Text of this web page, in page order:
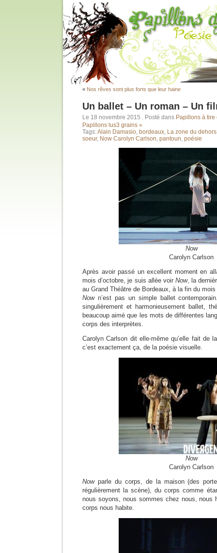
« Nos rêves sont plus forts que leur haine
Un ballet – Un roman – Un
Le 18 novembre 2015 . Posté dans Papillons à tire
Papillons lus3 grains »
Tags:Alain Damasio, bordeaux, La zone du dehors
soeur, Now Carolyn Carlson, pantoun, poésie
Now
Carolyn Carlson
Après avoir passé un excellent moment en
mois d’octobre, je suis allée voir Now, la
au Grand Théâtre de Bordeaux, à la fin du mois
Nown’est pas un simple ballet
singulièrement et harmonieusement ballet,
beaucoup aimé que les mots de différentes
corps des interprètes.
Carolyn Carlson dit elle-même qu’elle fait de
c’est exactement ça, de la poésie visuelle.
Now
Carolyn Carlson
Nowparle du corps, de la maison (des
régulièrement la scène), du corps comme
nous soyons, nous sommes chez nous, nous
corps nous habite.